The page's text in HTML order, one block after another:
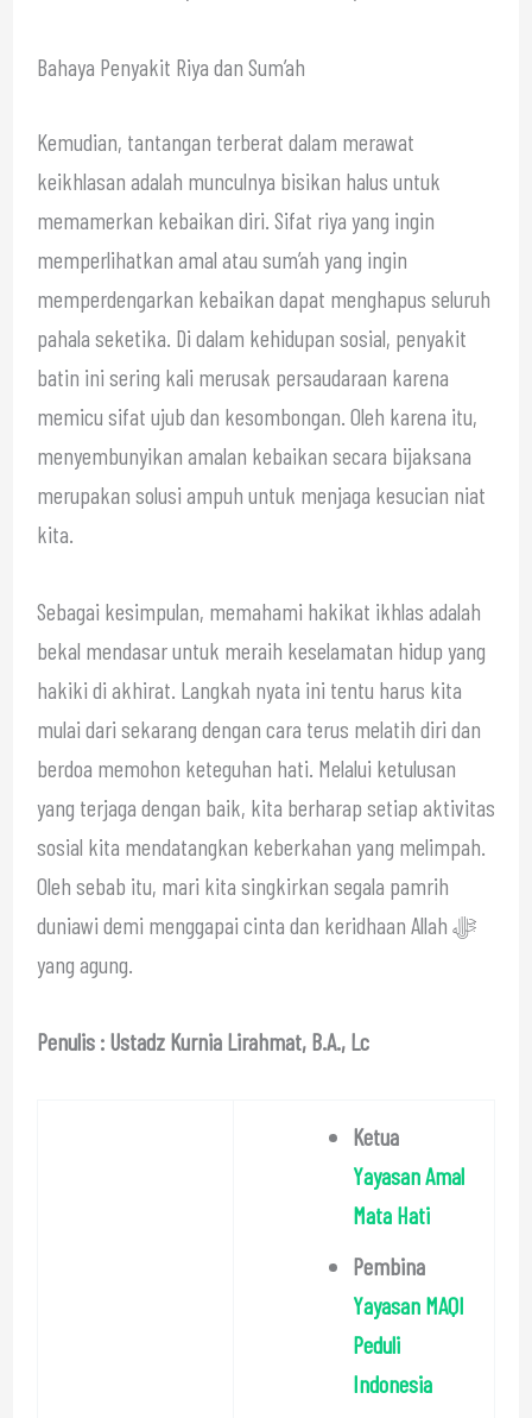
Bahaya Penyakit Riya dan Sum’ah
Kemudian, tantangan terberat dalam merawat
keikhlasan adalah munculnya bisikan halus untuk
memamerkan kebaikan diri. Sifat riya yang ingin
memperlihatkan amal atau sum’ah yang ingin
memperdengarkan kebaikan dapat menghapus seluruh
pahala seketika. Di dalam kehidupan sosial, penyakit
batin ini sering kali merusak persaudaraan karena
memicu sifat ujub dan kesombongan. Oleh karena itu,
menyembunyikan amalan kebaikan secara bijaksana
merupakan solusi ampuh untuk menjaga kesucian niat
kita.
Sebagai kesimpulan, memahami hakikat ikhlas adalah
bekal mendasar untuk meraih keselamatan hidup yang
hakiki di akhirat. Langkah nyata ini tentu harus kita
mulai dari sekarang dengan cara terus melatih diri dan
berdoa memohon keteguhan hati. Melalui ketulusan
yang terjaga dengan baik, kita berharap setiap aktivitas
sosial kita mendatangkan keberkahan yang melimpah.
Oleh sebab itu, mari kita singkirkan segala pamrih
duniawi demi menggapai cinta dan keridhaan Allah ﷻ
yang agung.
Penulis : Ustadz Kurnia Lirahmat, B.A., Lc
Ketua
Yayasan Amal
Mata Hati
Pembina
Yayasan MAQI
Peduli
Indonesia